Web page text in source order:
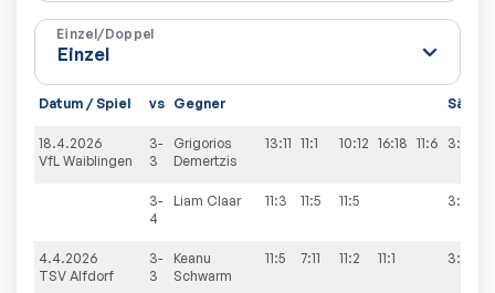
Einzel/Doppel
Datum / Spiel vs Gegner Sätze
18.4.2026
VfL Waiblingen
3-
3
Grigorios
Demertzis
13:11 11:1 10:12 16:18 11:6 3:2
3-
4
Liam Claar 11:3 11:5 11:5 3:0
4.4.2026
TSV Alfdorf
3-
3
Keanu
Schwarm
11:5 7:11 11:2 11:1 3:1